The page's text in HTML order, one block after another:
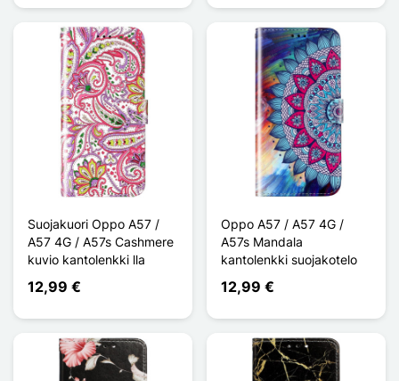
Suojakuori Oppo A57 /
A57 4G / A57s Cashmere
kuvio kantolenkki lla
12,99 €
Oppo A57 / A57 4G /
A57s Mandala
kantolenkki suojakotelo
12,99 €